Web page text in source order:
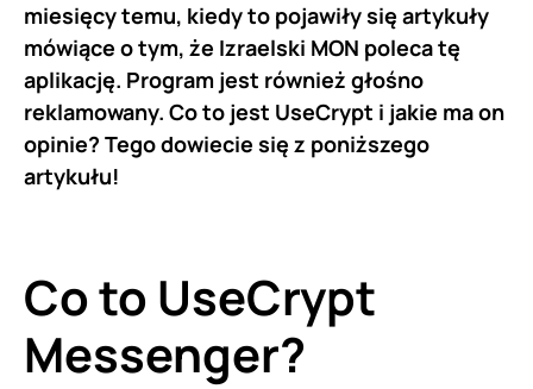
miesięcy temu, kiedy to pojawiły się artykuły
mówiące o tym, że Izraelski MON poleca tę
aplikację. Program jest również głośno
reklamowany. Co to jest UseCrypt i jakie ma on
opinie? Tego dowiecie się z poniższego
artykułu!
Co to UseCrypt
Messenger?